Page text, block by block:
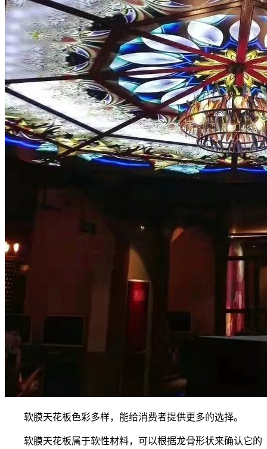
软膜天花板色彩多样，能给消费者提供更多的选择。
软膜天花板属于软性材料，可以根据龙骨形状来确认它的